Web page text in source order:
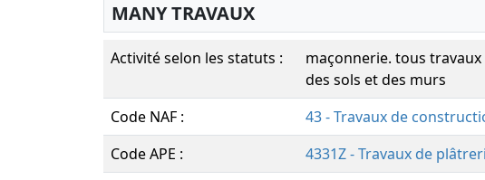
MANY TRAVAUX
Activité selon les statuts :
maçonnerie. tous
des sols et des murs
Code NAF :
43 - Travaux de
Code APE :
4331Z - Travaux de